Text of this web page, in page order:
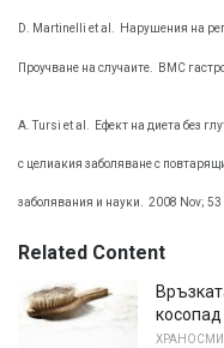
D. Martinelli et al. Нарушения на
Проучване на случаите. BMC
A. Tursi et al. Ефект на диета без
с целиакия заболяване с
заболявания и науки. 2008 Nov;
Related Content
косопад